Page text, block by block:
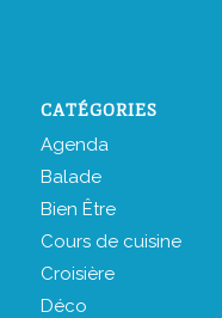
CATÉGORIES
Agenda
Balade
Bien Être
Cours de cuisine
Croisière
Déco